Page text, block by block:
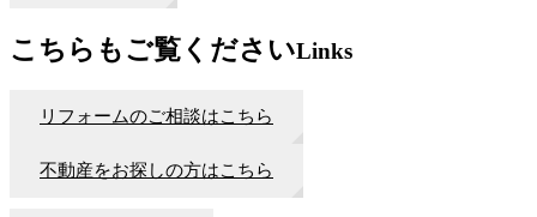
こちらもご覧くださいLinks
リフォームのご相談はこちら
不動産をお探しの方はこちら